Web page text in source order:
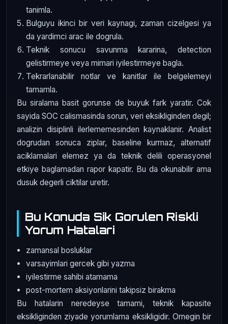
tanimla.
Bulguyu ikinci bir veri kaynagi, zaman cizelgesi ya
da yardimci arac ile dogrula.
Teknik sonucu savunma kararina, detection
gelistirmeye veya mimari iyilestirmeye bagla.
Tekrarlanabilir notlar ve kanitlar ile belgelemeyi
tamamla.
Bu siralama basit gorunse de buyuk fark yaratir. Cok
sayida SOC calismasinda sorun, veri eksikliginden degil;
analizin disiplinli ilerlememesinden kaynaklanir. Analist
dogrudan sonuca ziplar, baseline kurmaz, alternatif
aciklamalari elemez ya da teknik delili operasyonel
etkiye baglamadan rapor kapatir. Bu da okunabilir ama
dusuk degerli ciktilar uretir.
Bu Konuda Sik Gorulen Riskli
Yorum Hatalari
zamansal bosluklar
varsayimlari gercek gibi yazma
iyilestirme sahibi atamama
post-mortem aksiyonlarini takipsiz birakma
Bu hatalarin neredeyse tamami, teknik kapasite
eksikliginden ziyade yorumlama eksikligidir. Ornegin bir